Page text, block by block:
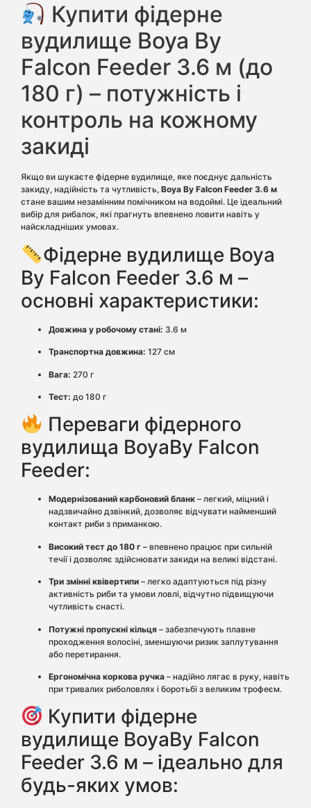
Купити фідерне
вудилище Boya By
Falcon Feeder 3.6 м (до
180 г) – потужність і
контроль на кожному
закиді
Якщо ви шукаєте фідерне вудилище, яке поєднує дальність
закиду, надійність та чутливість, Boya By Falcon Feeder 3.6 м
стане вашим незамінним помічником на водоймі. Це ідеальний
вибір для рибалок, які прагнуть впевнено ловити навіть у
найскладніших умовах.
Фідерне вудилище Boya
By Falcon Feeder 3.6 м –
основні характеристики:
Довжина у робочому стані: 3.6 м
Транспортна довжина: 127 см
Вага: 270 г
Тест: до 180 г
Переваги фідерного
вудилища BoyaBy Falcon
Feeder:
Модернізований карбоновий бланк – легкий, міцний і
надзвичайно дзвінкий, дозволяє відчувати найменший
контакт риби з приманкою.
Високий тест до 180 г – впевнено працює при сильній
течії і дозволяє здійснювати закиди на великі відстані.
Три змінні квівертипи – легко адаптуються під різну
активність риби та умови ловлі, відчутно підвищуючи
чутливість снасті.
Потужні пропускні кільця – забезпечують плавне
проходження волосіні, зменшуючи ризик заплутування
або перетирання.
Ергономічна коркова ручка – надійно лягає в руку, навіть
при тривалих риболовлях і боротьбі з великим трофеєм.
Купити фідерне
вудилище BoyaBy Falcon
Feeder 3.6 м – ідеально для
будь-яких умов: